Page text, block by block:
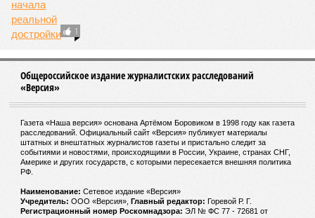
1
Общероссийское издание журналистских расследований
«Версия»
Газета «Наша версия» основана Артёмом Боровиком в 1998 году как газета
расследований. Официальный сайт «Версия» публикует материалы
штатных и внештатных журналистов газеты и пристально следит за
событиями и новостями, происходящими в России, Украине, странах СНГ,
Америке и других государств, с которыми пересекается внешняя политика
РФ.
Наименование: Cетевое издание «Версия»
Учредитель: ООО «Версия», Главный редактор: Горевой Р. Г.
Регистрационный номер Роскомнадзора: ЭЛ № ФС 77 - 72681 от